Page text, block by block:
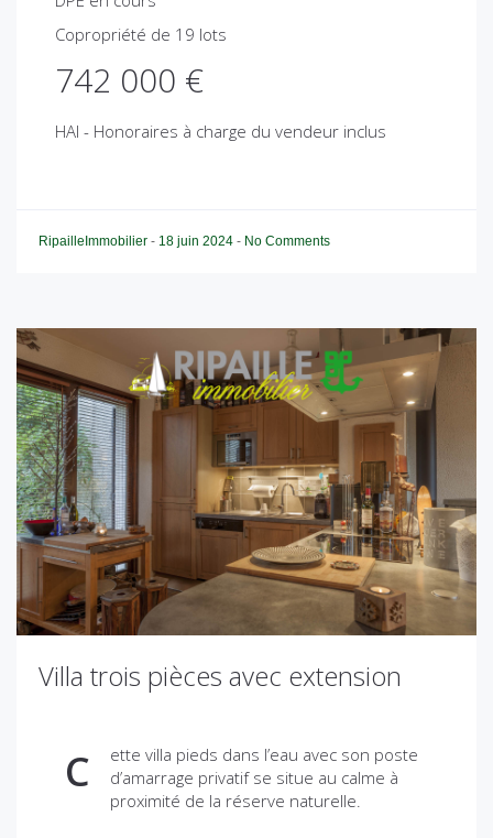
Copropriété de 19 lots
742 000 €
HAI - Honoraires à charge du vendeur inclus
RipailleImmobilier - 18 juin 2024 - No Comments
Villa trois pièces avec extension
C
ette villa pieds dans l’eau avec son poste
d’amarrage privatif se situe au calme à
proximité de la réserve naturelle.